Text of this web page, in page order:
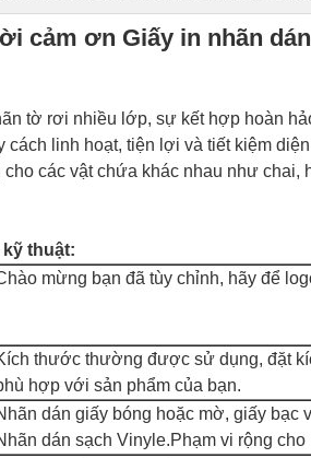
cảm ơn Giấy in nhãn
tờ rơi nhiều lớp, sự kết hợp hoàn
cách linh hoạt, tiện lợi và tiết kiệm
cho các vật chứa khác nhau như
thuật:
mừng bạn đã tùy chỉnh, hãy để
thước thường được sử dụng, đặt
hợp với sản phẩm của bạn.
dán giấy bóng hoặc mờ, giấy bạc
dán sạch Vinyle.Phạm vi rộng